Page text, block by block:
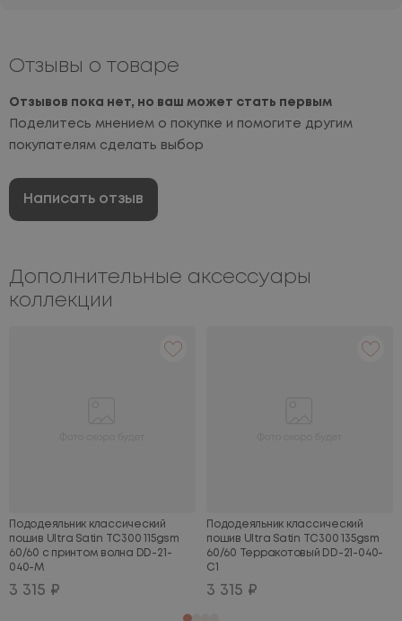
Отзывы о товаре
Отзывов пока нет, но ваш может стать первым
Поделитесь мнением о покупке и помогите другим
покупателям сделать выбор
Написать отзыв
Дополнительные аксессуары
коллекции
Пододеяльник классический
пошив Ultra Satin TC300 115gsm
60/60 с принтом волна DD-21-
040-M
3 315 ₽
Пододеяльник классический
пошив Ultra Satin TC300 135gsm
60/60 Терракотовый DD-21-040-
C1
3 315 ₽